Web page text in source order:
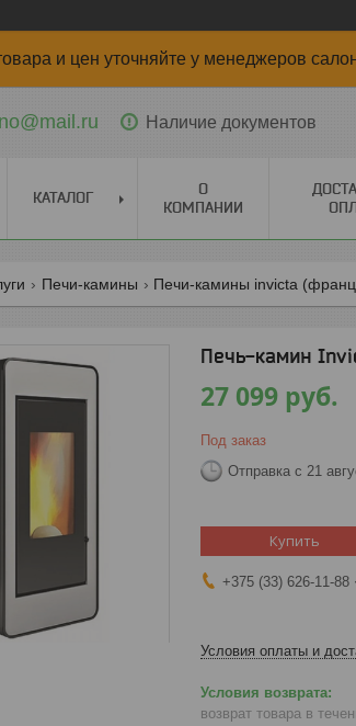
и цен уточняйте у менеджеров
Наличие документов
КАТАЛОГ
О
КОМПАНИИ
Печи-камины Печи-камины invicta
Печь-камин
27 099 руб.
Под заказ
Отправка с 21
Купить
+375 (33) 626-11-88
Условия оплаты и
возврат товара в